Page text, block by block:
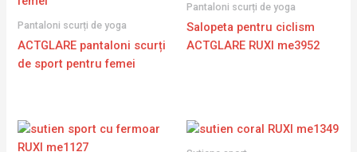
Pantaloni scurți de yoga
ACTGLARE pantaloni scurți
de sport pentru femei
Pantaloni scurți de yoga
Salopeta pentru ciclism
ACTGLARE RUXI me3952